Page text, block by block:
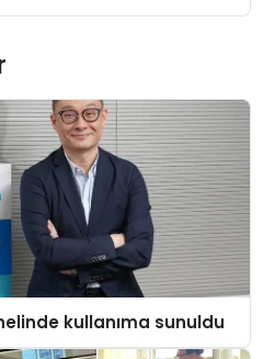
kullanıma sunuldu